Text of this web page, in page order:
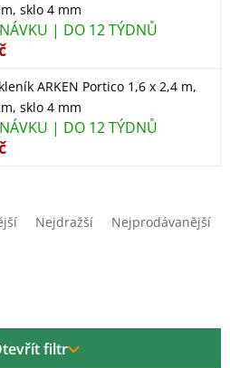
sklo 4 mm
| DO 12 TÝDNŮ
ARKEN Portico 1,6 x 2,4 m,
sklo 4 mm
| DO 12 TÝDNŮ
Nejdražší Nejprodávanější
filtr